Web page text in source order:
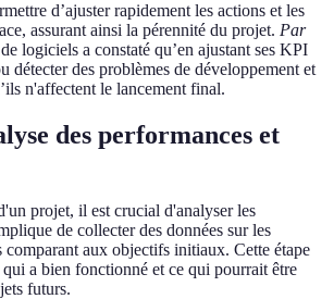
d’ajuster rapidement les actions et les
assurant ainsi la pérennité du projet. Par
logiciels a constaté qu’en ajustant ses KPI
détecter des problèmes de développement et
n'affectent le lancement final.
des performances et
projet, il est crucial d'analyser les
de collecter des données sur les
comparant aux objectifs initiaux. Cette étape
a bien fonctionné et ce qui pourrait être
futurs.